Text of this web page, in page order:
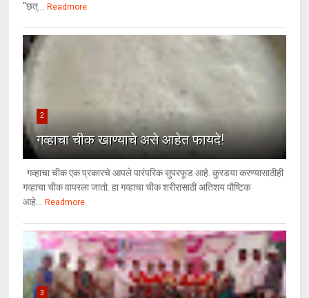
"छत्... Readmore
2
गव्हाचा चीक खाण्याचे असे आहेत फायदे!
गव्हाचा चीक एक प्रकारचे आपले पारंपरिक सुपरफूड आहे. कुरडया करण्यासाठीही
गव्हाचा चीक वापरला जातो. हा गव्हाचा चीक शरीरासाठी अतिशय पौष्टिक
आहे... Readmore
3